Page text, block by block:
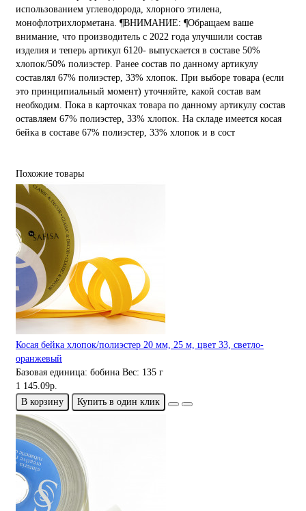
использованием углеводорода, хлорного этилена,
монофлотрихлорметана. ¶ВНИМАНИЕ: ¶Обращаем ваше
внимание, что производитель с 2022 года улучшили состав
изделия и теперь артикул 6120- выпускается в составе 50%
хлопок/50% полиэстер. Ранее состав по данному артикулу
составлял 67% полиэстер, 33% хлопок. При выборе товара (если
это принципиальный момент) уточняйте, какой состав вам
необходим. Пока в карточках товара по данному артикулу состав
оставляем 67% полиэстер, 33% хлопок. На складе имеется косая
бейка в составе 67% полиэстер, 33% хлопок и в сост
Похожие товары
Косая бейка хлопок/полиэстер 20 мм, 25 м, цвет 33, светло-
оранжевый
Базовая единица: бобина Вес: 135 г
1 145.09р.
В корзину
Купить в один клик